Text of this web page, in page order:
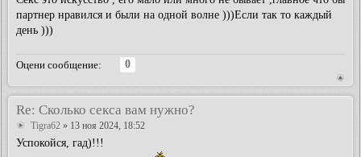
партнер нравился и были на одной волне )))Если так то каждый
день )))
Оцени сообщение:
0
Re: Сколько секса вам нужно?
Tigra62 » 13 ноя 2024, 18:52
Успокойся, гад)!!!